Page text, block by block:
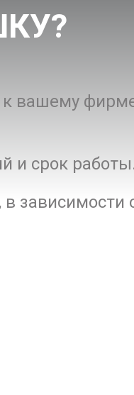
к вашему
и срок
зависимости